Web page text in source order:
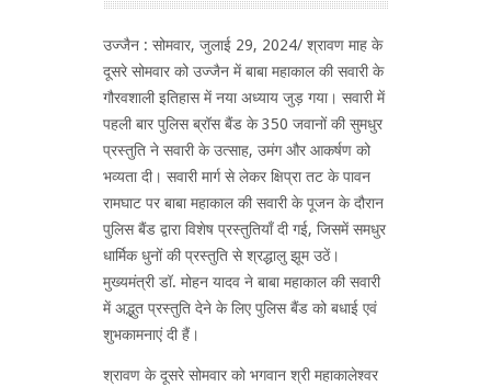
उज्जैन : सोमवार, जुलाई 29, 2024/ श्रावण माह के
दूसरे सोमवार को उज्जैन में बाबा महाकाल की सवारी के
गौरवशाली इतिहास में नया अध्याय जुड़ गया। सवारी में
पहली बार पुलिस ब्रॉस बैंड के 350 जवानों की सुमधुर
प्रस्तुति ने सवारी के उत्साह, उमंग और आकर्षण को
भव्यता दी। सवारी मार्ग से लेकर क्षिप्रा तट के पावन
रामघाट पर बाबा महाकाल की सवारी के पूजन के दौरान
पुलिस बैंड द्वारा विशेष प्रस्तुतियाँ दी गई, जिसमें समधुर
धार्मिक धुनों की प्रस्तुति से श्रद्धालु झूम उठें।
मुख्यमंत्री डॉ. मोहन यादव ने बाबा महाकाल की सवारी
में अद्भुत प्रस्तुति देने के लिए पुलिस बैंड को बधाई एवं
शुभकामनाएं दी हैं।
श्रावण के दूसरे सोमवार को भगवान श्री महाकालेश्वर